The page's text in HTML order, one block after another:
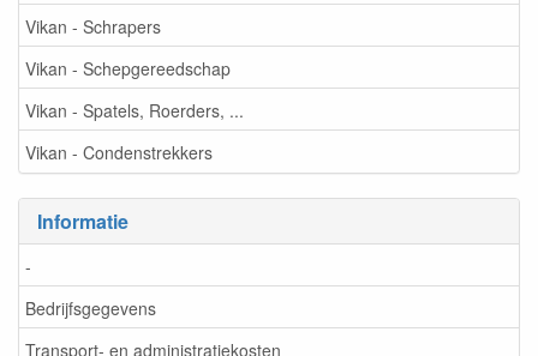
Vikan - Schrapers
Vikan - Schepgereedschap
Vikan - Spatels, Roerders, ...
Vikan - Condenstrekkers
Informatie
-
Bedrijfsgegevens
Transport- en administratiekosten